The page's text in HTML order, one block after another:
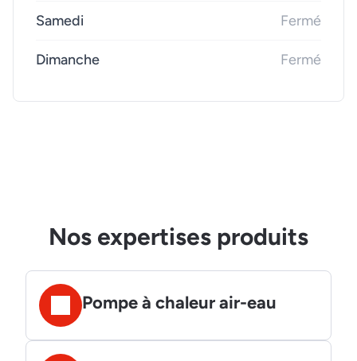
Samedi Fermé
Dimanche Fermé
Nos expertises produits
Pompe à chaleur air-eau